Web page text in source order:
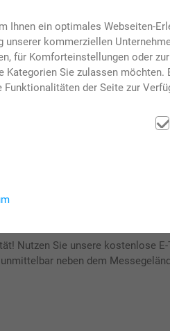
Nutzen Sie unsere kostenlose
unmittelbar neben dem
Ihnen ein optimales Webseiten-
unserer kommerziellen
für Komforteinstellungen oder
Kategorien Sie zulassen
der Seite zur